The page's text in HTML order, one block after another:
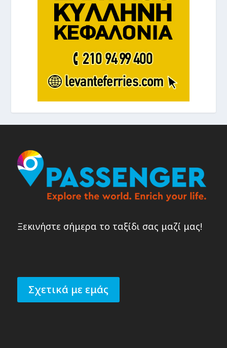
Ξεκινήστε σήμερα το ταξίδι σας μαζί μας!
Σχετικά με εμάς